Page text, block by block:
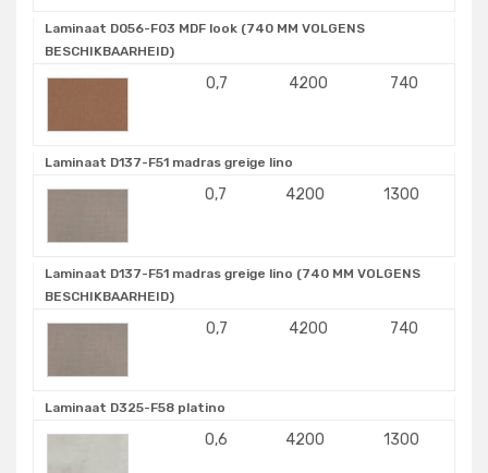
Laminaat D056-F03 MDF look (740 MM VOLGENS
BESCHIKBAARHEID)
0,7 4200 740
Laminaat D137-F51 madras greige lino
0,7 4200 1300
Laminaat D137-F51 madras greige lino (740 MM VOLGENS
BESCHIKBAARHEID)
0,7 4200 740
Laminaat D325-F58 platino
0,6 4200 1300